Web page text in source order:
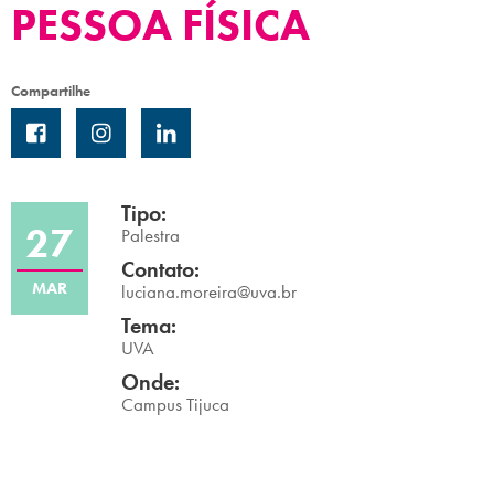
Campi/Unidades
Atendimento (21) 2574 8888
Conclua sua Matrícula
INSCREVA-SE
ÁREA DO ALUNO
PESSOA FÍSICA
Compartilhe
27
MAR
Tipo:
Palestra
Contato:
luciana.moreira@uva.br
Tema:
UVA
Onde:
Campus Tijuca